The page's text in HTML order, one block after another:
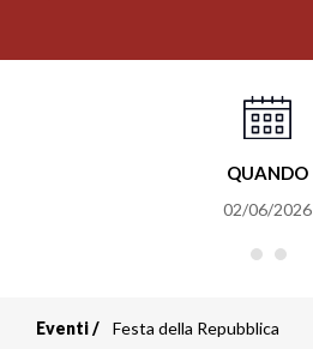
QUANDO
02/06/2026
Eventi Festa della Repubblica